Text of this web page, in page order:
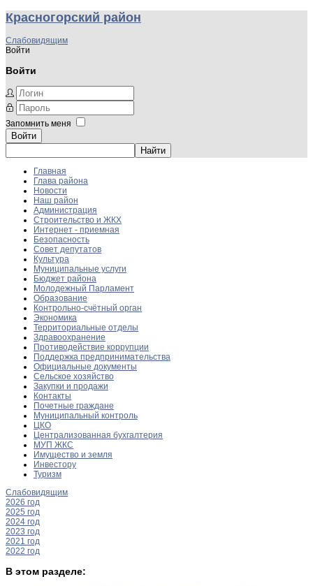
Красногорский район
Слабовидящим
Войти
Войти
Запомнить меня
Войти
Главная
Глава района
Новости
Наш район
Администрация
Строительство и ЖКХ
Интернет - приемная
Безопасность
Совет депутатов
Культура
Муниципальные услуги
Бюджет района
Молодежный Парламент
Образование
Контрольно-счётный орган
Экономика
Территориальные отделы
Здравоохранение
Противодействие коррупции
Поддержка предпринимательства
Официальные документы
Сельское хозяйство
Закупки и продажи
Контакты
Почетные граждане
Муниципальный контроль
ЦКО
Централизованная бухгалтерия
МУП ЖКС
Имущество и земля
Инвестору
Туризм
Слабовидящим
2026 год
2025 год
2024 год
2023 год
2021 год
2022 год
В этом разделе: